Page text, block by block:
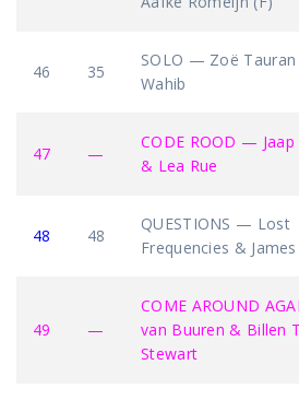
46 35
SOLO — Zoë Tauran
Wahib
47 —
CODE ROOD — Jaap
& Lea Rue
48 48
QUESTIONS — Lost
Frequencies &
49 —
COME AROUND
van Buuren & Billen
Stewart